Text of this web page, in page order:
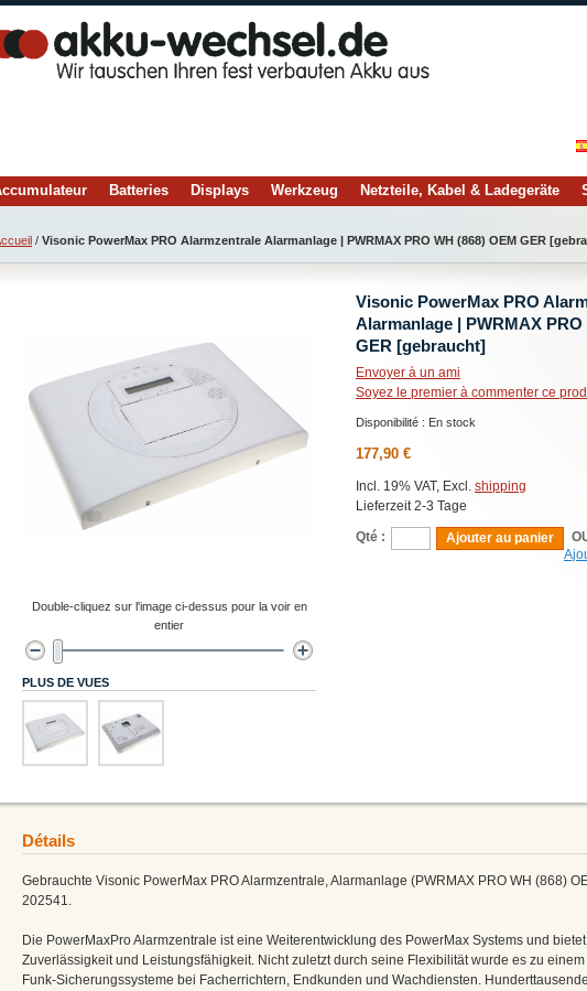
Batteries Displays Werkzeug Netzteile, Kabel & Ladegeräte
/ Visonic PowerMax PRO Alarmzentrale Alarmanlage | PWRMAX PRO WH (868) OEM GER
Visonic PowerMax PRO
Alarmanlage | PWRMAX PRO
GER [gebraucht]
Envoyer à un ami
Soyez le premier à commenter ce
Disponibilité : En stock
177,90 €
Incl. 19% VAT, Excl. shipping
Lieferzeit 2-3 Tage
Qté :
Ajouter au panier
Double-cliquez sur l'image ci-dessus pour la voir en
entier
PLUS DE VUES
Détails
Gebrauchte Visonic PowerMax PRO Alarmzentrale, Alarmanlage (PWRMAX PRO WH (868)
202541.
Die PowerMaxPro Alarmzentrale ist eine Weiterentwicklung des PowerMax Systems und
Zuverlässigkeit und Leistungsfähigkeit. Nicht zuletzt durch seine Flexibilität wurde es zu
Funk-Sicherungssysteme bei Facherrichtern, Endkunden und Wachdiensten.